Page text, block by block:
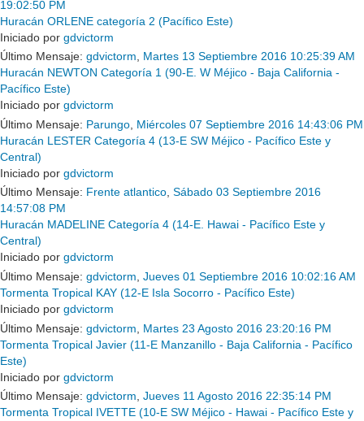
19:02:50 PM
Huracán ORLENE categoría 2 (Pacífico Este)
Iniciado por gdvictorm
Último Mensaje: gdvictorm, Martes 13 Septiembre 2016 10:25:39 AM
Huracán NEWTON Categoría 1 (90-E. W Méjico - Baja California -
Pacífico Este)
Iniciado por gdvictorm
Último Mensaje: Parungo Miércoles 07 Septiembre 2016 14:43:06 PM
Huracán LESTER Categoría 4 (13-E SW Méjico - Pacífico Este y
Central)
Iniciado por gdvictorm
Último Mensaje: Frente atlantico, Sábado 03 Septiembre 2016
14:57:08 PM
Huracán MADELINE Categoría 4 (14-E. Hawai - Pacífico Este y
Central)
Iniciado por gdvictorm
Último Mensaje: gdvictorm Jueves 01 Septiembre 2016 10:02:16 AM
Tormenta Tropical KAY (12-E Isla Socorro - Pacífico Este)
Iniciado por gdvictorm
Último Mensaje: gdvictorm
Martes 23 Agosto 2016 23:20:16 PM
Tormenta Tropical Javier (11-E Manzanillo - Baja California - Pacífico
Este)
Iniciado por gdvictorm
Último Mensaje: gdvictorm, Jueves 11 Agosto 2016 22:35:14 PM
Tormenta Tropical IVETTE (10-E SW Méjico - Hawai - Pacífico Este y